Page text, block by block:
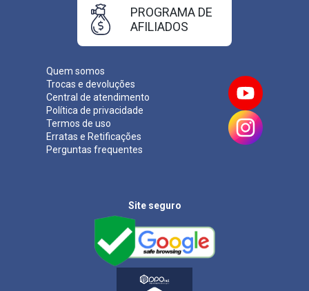
Quem somos
Trocas e devoluções
Central de atendimento
Política de privacidade
Termos de uso
Erratas e Retificações
Perguntas frequentes
PROGRAMA DE
AFILIADOS
Site seguro